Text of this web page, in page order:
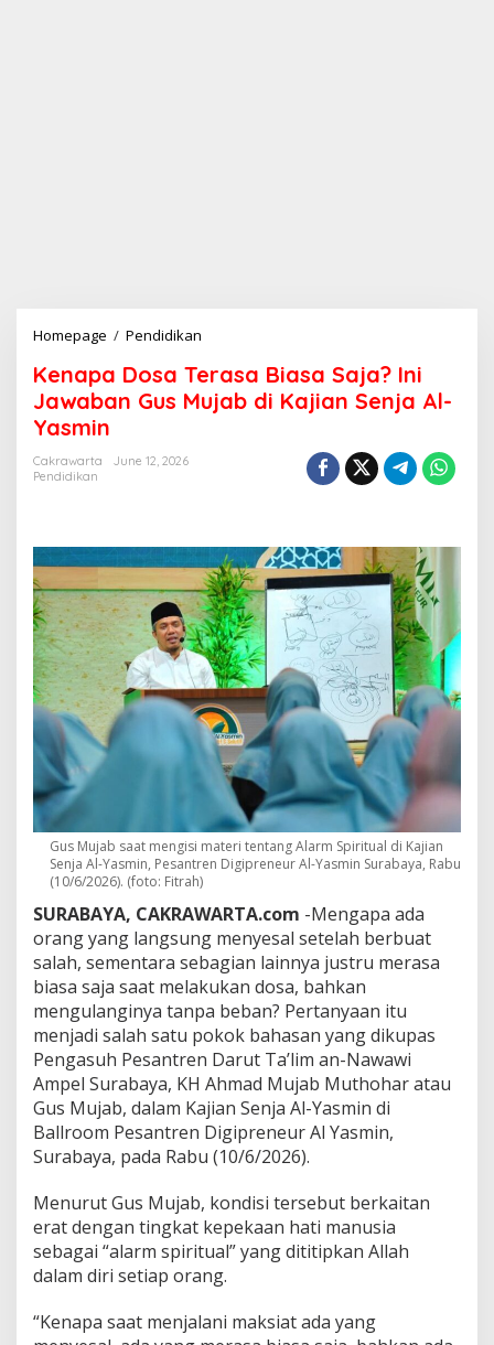
Homepage / Pendidikan
n
a
p
e
r
a
s
a
B
i
a
s
a
S
?
I
n
i
J
a
w
a
b
a
n
u
s
M
u
a
d
K
a
j
a
Kenapa Dosa Terasa Biasa Saja? Ini
Jawaban Gus Mujab di Kajian Senja Al-
Yasmin
Cakrawarta
June 12, 2026
Pendidikan
Gus Mujab saat mengisi materi tentang Alarm Spiritual di Kajian
Senja Al-Yasmin, Pesantren Digipreneur Al-Yasmin Surabaya, Rabu
(10/6/2026). (foto: Fitrah)
SURABAYA, CAKRAWARTA.com -Mengapa ada
orang yang langsung menyesal setelah berbuat
salah, sementara sebagian lainnya justru merasa
biasa saja saat melakukan dosa, bahkan
mengulanginya tanpa beban? Pertanyaan itu
menjadi salah satu pokok bahasan yang dikupas
Pengasuh Pesantren Darut Ta’lim an-Nawawi
Ampel Surabaya, KH Ahmad Mujab Muthohar atau
Gus Mujab, dalam Kajian Senja Al-Yasmin di
Ballroom Pesantren Digipreneur Al Yasmin,
Surabaya, pada Rabu (10/6/2026).
Menurut Gus Mujab, kondisi tersebut berkaitan
erat dengan tingkat kepekaan hati manusia
sebagai “alarm spiritual” yang dititipkan Allah
dalam diri setiap orang.
“Kenapa saat menjalani maksiat ada yang